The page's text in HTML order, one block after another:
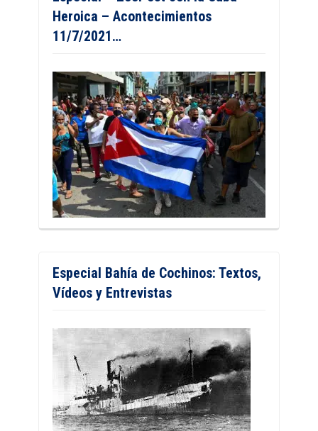
Heroica – Acontecimientos
11/7/2021…
Especial Bahía de Cochinos: Textos,
Vídeos y Entrevistas